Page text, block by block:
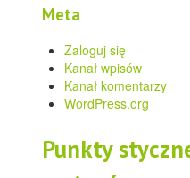
Meta
Zaloguj się
Kanał wpisów
Kanał komentarzy
WordPress.org
Punkty